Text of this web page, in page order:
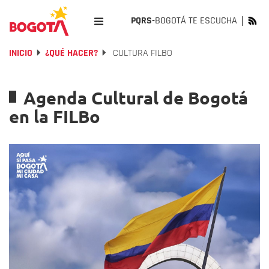
PQRS-BOGOTÁ TE ESCUCHA
INICIO ¿QUÉ HACER? CULTURA FILBO
Agenda Cultural de Bogotá
en la FILBo